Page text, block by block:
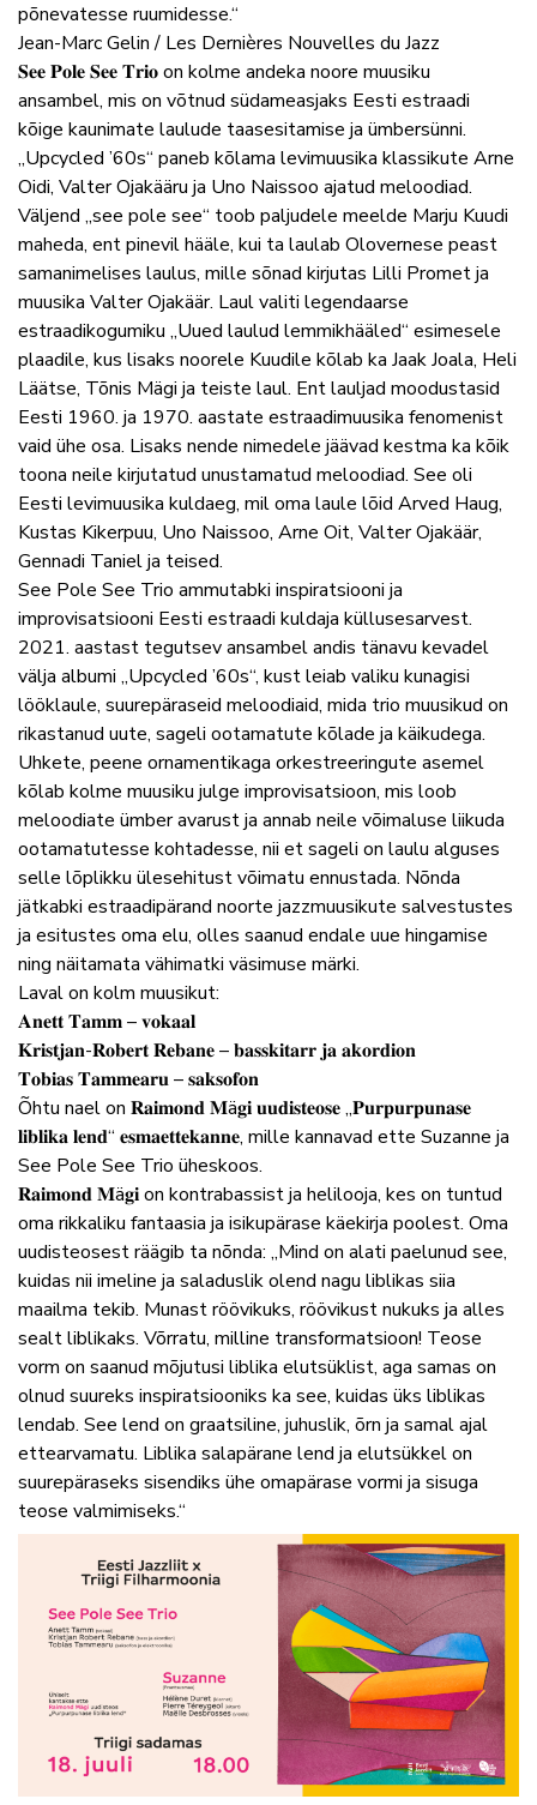
põnevatesse ruumidesse.“
Jean-Marc Gelin / Les Dernières Nouvelles du Jazz
𝐒𝐞𝐞 𝐏𝐨𝐥𝐞 𝐒𝐞𝐞 𝐓𝐫𝐢𝐨 on kolme andeka noore muusiku
ansambel, mis on võtnud südameasjaks Eesti estraadi
kõige kaunimate laulude taasesitamise ja ümbersünni.
„Upcycled ’60s“ paneb kõlama levimuusika klassikute Arne
Oidi, Valter Ojakääru ja Uno Naissoo ajatud meloodiad.
Väljend „see pole see“ toob paljudele meelde Marju Kuudi
maheda, ent pinevil hääle, kui ta laulab Olovernese peast
samanimelises laulus, mille sõnad kirjutas Lilli Promet ja
muusika Valter Ojakäär. Laul valiti legendaarse
estraadikogumiku „Uued laulud lemmikhääled“ esimesele
plaadile, kus lisaks noorele Kuudile kõlab ka Jaak Joala, Heli
Läätse, Tõnis Mägi ja teiste laul. Ent lauljad moodustasid
Eesti 1960. ja 1970. aastate estraadimuusika fenomenist
vaid ühe osa. Lisaks nende nimedele jäävad kestma ka kõik
toona neile kirjutatud unustamatud meloodiad. See oli
Eesti levimuusika kuldaeg, mil oma laule lõid Arved Haug,
Kustas Kikerpuu, Uno Naissoo, Arne Oit, Valter Ojakäär,
Gennadi Taniel ja teised.
See Pole See Trio ammutabki inspiratsiooni ja
improvisatsiooni Eesti estraadi kuldaja küllusesarvest.
2021. aastast tegutsev ansambel andis tänavu kevadel
välja albumi „Upcycled ’60s“, kust leiab valiku kunagisi
lööklaule, suurepäraseid meloodiaid, mida trio muusikud on
rikastanud uute, sageli ootamatute kõlade ja käikudega.
Uhkete, peene ornamentikaga orkestreeringute asemel
kõlab kolme muusiku julge improvisatsioon, mis loob
meloodiate ümber avarust ja annab neile võimaluse liikuda
ootamatutesse kohtadesse, nii et sageli on laulu alguses
selle lõplikku ülesehitust võimatu ennustada. Nõnda
jätkabki estraadipärand noorte jazzmuusikute salvestustes
ja esitustes oma elu, olles saanud endale uue hingamise
ning näitamata vähimatki väsimuse märki.
Laval on kolm muusikut:
𝐀𝐧𝐞𝐭𝐭 𝐓𝐚𝐦𝐦 – 𝐯𝐨𝐤𝐚𝐚𝐥
𝐊𝐫𝐢𝐬𝐭𝐣𝐚𝐧-𝐑𝐨𝐛𝐞𝐫𝐭 𝐑𝐞𝐛𝐚𝐧𝐞 – 𝐛𝐚𝐬𝐬𝐤𝐢𝐭𝐚𝐫𝐫 𝐣𝐚 𝐚𝐤𝐨𝐫𝐝𝐢𝐨𝐧
𝐓𝐨𝐛𝐢𝐚𝐬 𝐓𝐚𝐦𝐦𝐞𝐚𝐫𝐮 – 𝐬𝐚𝐤𝐬𝐨𝐟𝐨𝐧
Õhtu nael on 𝐑𝐚𝐢𝐦𝐨𝐧𝐝 𝐌ä𝐠𝐢 𝐮𝐮𝐝𝐢𝐬𝐭𝐞𝐨𝐬𝐞 „𝐏𝐮𝐫𝐩𝐮𝐫𝐩𝐮𝐧𝐚𝐬𝐞
𝐥𝐢𝐛𝐥𝐢𝐤𝐚 𝐥𝐞𝐧𝐝“ 𝐞𝐬𝐦𝐚𝐞𝐭𝐭𝐞𝐤𝐚𝐧𝐧𝐞, mille kannavad ette Suzanne ja
See Pole See Trio üheskoos.
𝐑𝐚𝐢𝐦𝐨𝐧𝐝 𝐌ä𝐠𝐢 on kontrabassist ja helilooja, kes on tuntud
oma rikkaliku fantaasia ja isikupärase käekirja poolest. Oma
uudisteosest räägib ta nõnda: „Mind on alati paelunud see,
kuidas nii imeline ja saladuslik olend nagu liblikas siia
maailma tekib. Munast röövikuks, röövikust nukuks ja alles
sealt liblikaks. Võrratu, milline transformatsioon! Teose
vorm on saanud mõjutusi liblika elutsüklist, aga samas on
olnud suureks inspiratsiooniks ka see, kuidas üks liblikas
lendab. See lend on graatsiline, juhuslik, õrn ja samal ajal
ettearvamatu. Liblika salapärane lend ja elutsükkel on
suurepäraseks sisendiks ühe omapärase vormi ja sisuga
teose valmimiseks.“